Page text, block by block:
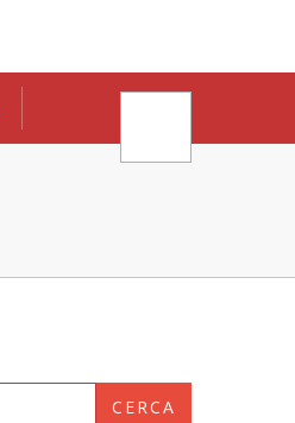
CERCA